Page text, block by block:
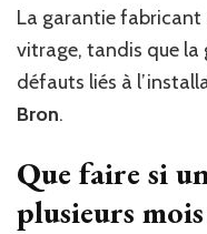
La garantie fabricant
vitrage, tandis que la
défauts liés à
Bron.
Que faire si
plusieurs